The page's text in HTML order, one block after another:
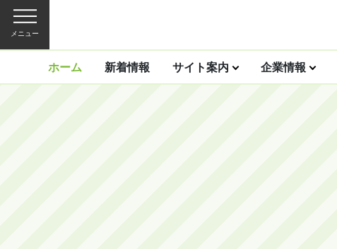
メニュー
ホーム 新着情報 サイト案内 企業情報